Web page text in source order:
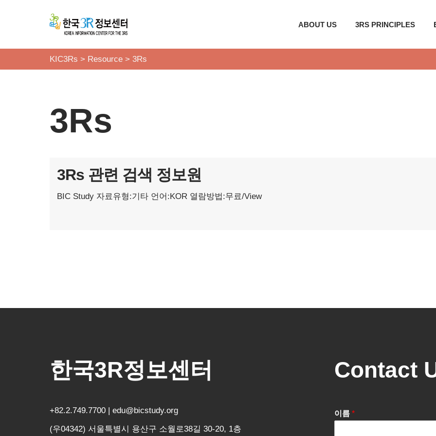
로
ABOUT US 3RS PRINCIPLES
KIC3Rs > Resource > 3Rs
3Rs
3Rs 관련 검색 정보원
BIC Study 자료유형:기타 언어:KOR 열람방법:무료/View
한국3R정보센터
+82.2.749.7700 | edu@bicstudy.org
(우04342) 서울특별시 용산구 소월로38길 30-20, 1층
Contact
이름 *